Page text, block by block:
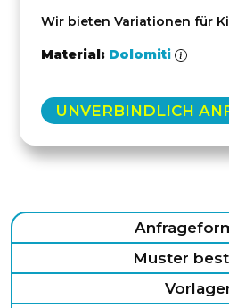
Wir bieten Variationen für
Material: Dolomiti
UNVERBINDLICH
Muster